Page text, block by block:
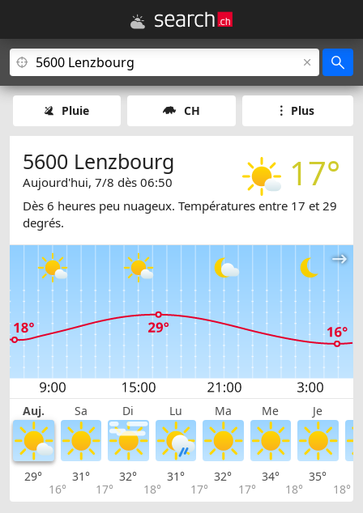
Pluie CH Plus
17°
5600 Lenzbourg
Aujourd'hui, 7/8 dès 06:50
Dès 6 heures peu nuageux. Températures entre 17 et 29
degrés.
Auj. Sa Di Lu Ma Me Je
29°
16°
31°
17°
32°
18°
31°
17°
32°
17°
34°
18°
35°
18°